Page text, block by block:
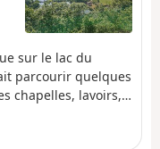
sur le lac du
parcourir quelques
chapelles, lavoirs,